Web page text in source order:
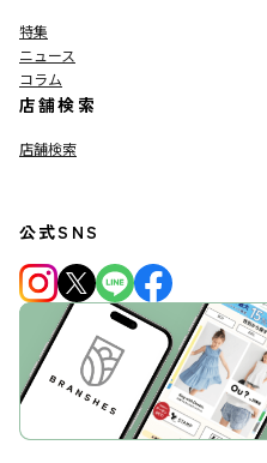
特集
ニュース
コラム
店舗検索
店舗検索
公式SNS